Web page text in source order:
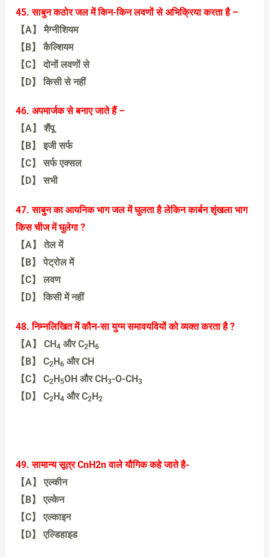
45. साबुन कठोर जल में किन-किन लवणों से अभिक्रिया करता है –
【A】 मैग्नीशियम
【B】 कैल्शियम
【C】 दोनों लवणों से
【D】 किसी से नहीं
【C】 दोनों लवणों से
46. अपमार्जक से बनाए जाते हैं –
【A】 शैंपू
【B】 इजी सर्फ
【C】 सर्फ एक्सल
【D】 सभी
【D】 सभी
47. साबुन का आयनिक भाग जल में घुलता है लेकिन कार्बन शृंखला भाग
किस चीज में घुलेगा ?
【A】 तेल में
【B】 पेट्रोल में
【C】 लवण
【D】 किसी में नहीं
【A】 तेल में
48. निम्नलिखित में कौन-सा युग्म समावयवियों को व्यक्त करता है ?
【A】 CH4 और C2H6
【B】 C2H6 और CH
【C】 C2H5OH और CH3-O-CH3
【D】 C2H4 और C2H2
49. सामान्य सूत्र CnH2n वाले यौगिक कहे जाते है-
【A】 एल्कीन
【B】 एल्केन
【C】 एल्काइन
【D】 एल्डिहाइड